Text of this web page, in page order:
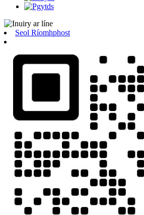
Seol Ríomhphost